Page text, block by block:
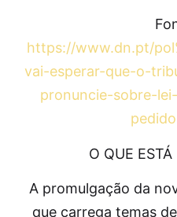
https://www.dn.pt/
vai-esperar-que-o-
pronuncie-sobre-
O QUE
A promulgação da
que carrega temas